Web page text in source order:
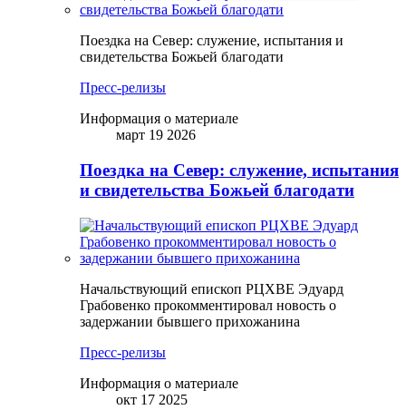
Поездка на Север: служение, испытания и
свидетельства Божьей благодати
Пресс-релизы
Информация о материале
март 19 2026
Поездка на Север: служение, испытания
и свидетельства Божьей благодати
Начальствующий епископ РЦХВЕ Эдуард
Грабовенко прокомментировал новость о
задержании бывшего прихожанина
Пресс-релизы
Информация о материале
окт 17 2025